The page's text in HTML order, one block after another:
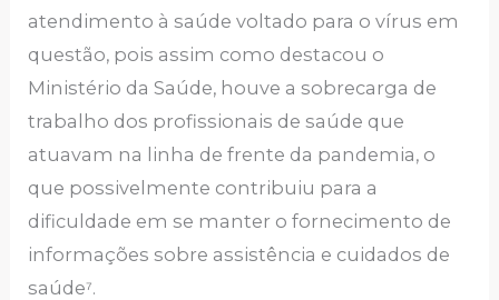
atendimento à saúde voltado para o vírus em
questão, pois assim como destacou o
Ministério da Saúde, houve a sobrecarga de
trabalho dos profissionais de saúde que
atuavam na linha de frente da pandemia, o
que possivelmente contribuiu para a
dificuldade em se manter o fornecimento de
informações sobre assistência e cuidados de
saúde⁷.